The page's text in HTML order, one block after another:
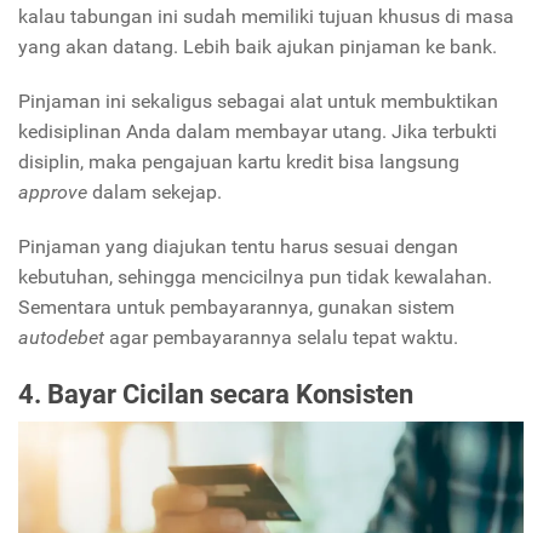
kalau tabungan ini sudah memiliki tujuan khusus di masa
yang akan datang. Lebih baik ajukan pinjaman ke bank.
Pinjaman ini sekaligus sebagai alat untuk membuktikan
kedisiplinan Anda dalam membayar utang. Jika terbukti
disiplin, maka pengajuan kartu kredit bisa langsung
approve dalam sekejap.
Pinjaman yang diajukan tentu harus sesuai dengan
kebutuhan, sehingga mencicilnya pun tidak kewalahan.
Sementara untuk pembayarannya, gunakan sistem
autodebet agar pembayarannya selalu tepat waktu.
4. Bayar Cicilan secara Konsisten